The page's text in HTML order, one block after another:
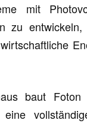
mit
zu
baut
eine